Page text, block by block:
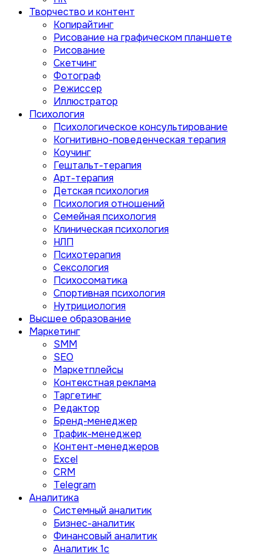
Творчество и контент
Копирайтинг
Рисование на графическом планшете
Рисование
Скетчинг
Фотограф
Режиссер
Иллюстратор
Психология
Психологическое консультирование
Когнитивно-поведенческая терапия
Коучинг
Гештальт-терапия
Арт-терапия
Детская психология
Психология отношений
Семейная психология
Клиническая психология
НЛП
Психотерапия
Сексология
Психосоматика
Спортивная психология
Нутрициология
Высшее образование
Маркетинг
SMM
SEO
Маркетплейсы
Контекстная реклама
Таргетинг
Редактор
Бренд-менеджер
Трафик-менеджер
Контент-менеджеров
Excel
CRM
Telegram
Аналитика
Системный аналитик
Бизнес-аналитик
Финансовый аналитик
Aналитик 1с